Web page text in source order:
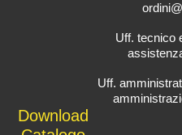
Uff. tecnico
Uff.
Download